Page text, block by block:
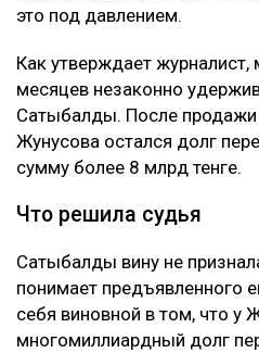
это под давлением.
Как утверждает журналист,
месяцев незаконно
Сатыбалды. После продажи
Жунусова остался долг
сумму более 8 млрд тенге.
Что решила судья
Сатыбалды вину не
понимает предъявленного
себя виновной в том, что у
многомиллиардный долг